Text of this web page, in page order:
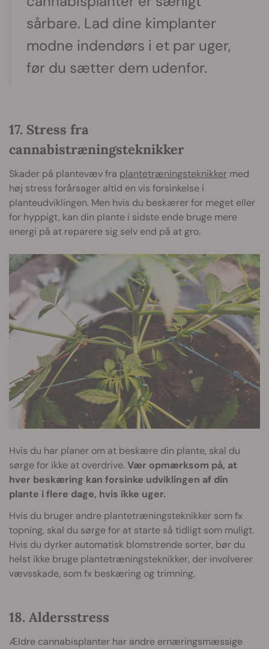
sårbare. Lad dine kimplanter
modne indendørs i et par uger,
før du sætter dem udenfor.
17. Stress fra
cannabistræningsteknikker
Skader på plantevæv fra plantetræningsteknikker med
høj stress forårsager altid en vis forsinkelse i
planteudviklingen. Men hvis du beskærer for meget eller
for hyppigt, kan din plante i sidste ende bruge mere
energi på at reparere sig selv end på at gro.
Hvis du har planer om at beskære din plante, skal du
sørge for ikke at overdrive.Vær opmærksom på, at
hver beskæring kan forsinke udviklingen af din
plante i flere dage, hvis ikke uger.
Hvis du bruger andre plantetræningsteknikker som fx
topning, skal du sørge for at starte så tidligt som muligt.
Hvis du dyrker automatisk blomstrende sorter, bør du
helst ikke bruge plantetræningsteknikker, der involverer
vævsskade, som fx beskæring og trimning.
18. Aldersstress
Ældre cannabisplanter har andre ernæringsmæssige